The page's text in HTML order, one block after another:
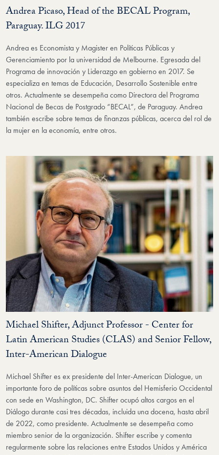
Andrea Picaso, Head of the BECAL Program,
Paraguay. ILG 2017
Andrea es Economista y Magister en Políticas Públicas y
Gerenciamiento por la universidad de Melbourne. Egresada del
Programa de innovación y Liderazgo en gobierno en 2017. Se
especializa en temas de Educación, Desarrollo Sostenible entre
otros. Actualmente se desempeña como Directora del Programa
Nacional de Becas de Postgrado “BECAL”, de Paraguay. Andrea
también escribe sobre temas de finanzas públicas, acerca del rol de
la mujer en la economía, entre otros.
Michael Shifter, Adjunct Professor - Center for
Latin American Studies (CLAS) and Senior Fellow,
Inter-American Dialogue
Michael Shifter es ex presidente del Inter-American Dialogue, un
importante foro de políticas sobre asuntos del Hemisferio Occidental
con sede en Washington, DC. Shifter ocupó altos cargos en el
Diálogo durante casi tres décadas, incluida una docena, hasta abril
de 2022, como presidente. Actualmente se desempeña como
miembro senior de la organización. Shifter escribe y comenta
regularmente sobre las relaciones entre Estados Unidos y América